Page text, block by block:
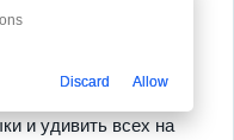
интрига дня. Тебе
сражения, но и
и удивить всех на
Discard Allow